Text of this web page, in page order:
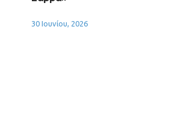
30 Ιουνίου, 2026